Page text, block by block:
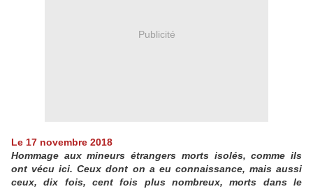
Publicité
Le 17 novembre 2018
Hommage aux mineurs étrangers morts isolés, comme ils
ont vécu ici. Ceux dont on a eu connaissance, mais aussi
ceux, dix fois, cent fois plus nombreux, morts dans le